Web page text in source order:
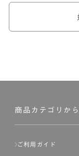
めが優先されるも
ません。
商品カテゴリか
ご利用ガイド